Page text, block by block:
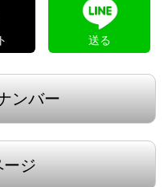
送る
ンバー
ージ